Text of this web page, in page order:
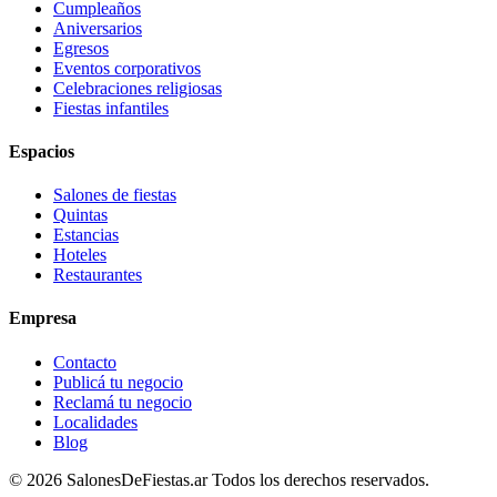
Cumpleaños
Aniversarios
Egresos
Eventos corporativos
Celebraciones religiosas
Fiestas infantiles
Espacios
Salones de fiestas
Quintas
Estancias
Hoteles
Restaurantes
Empresa
Contacto
Publicá tu negocio
Reclamá tu negocio
Localidades
Blog
© 2026 SalonesDeFiestas.arTodos los derechos reservados.